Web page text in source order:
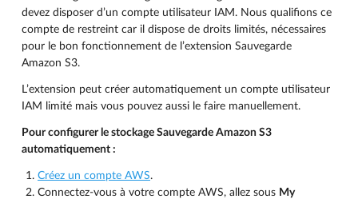
devez disposer d’un compte utilisateur IAM. Nous qualifions ce
compte de restreint car il dispose de droits limités, nécessaires
pour le bon fonctionnement de l’extension Sauvegarde
Amazon S3.
L’extension peut créer automatiquement un compte utilisateur
IAM limité mais vous pouvez aussi le faire manuellement.
Pour configurer le stockage Sauvegarde Amazon S3
automatiquement :
Créez un compte AWS.
Connectez-vous à votre compte AWS, allez sous My